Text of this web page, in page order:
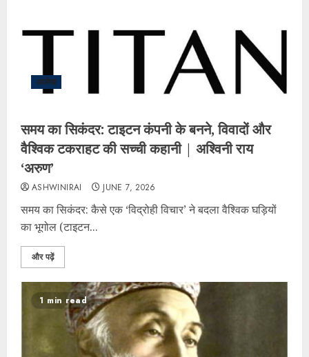
आलेख
समय का सिकंदर: टाइटन कंपनी के बनने, विवादों और
वैश्विक टकराहट की सच्ची कहानी | अश्विनी राय
‘अरुण’
ASHWINIRAI JUNE 7, 2026
समय का सिकंदर: कैसे एक ‘विद्रोही विचार’ ने बदला वैश्विक घड़ियों
का भूगोल (टाइटन...
और पढ़ें
1 min read